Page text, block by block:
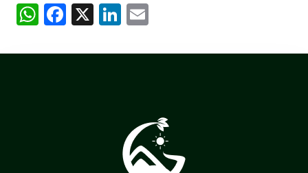
WhatsApp
Facebook
X LinkedIn